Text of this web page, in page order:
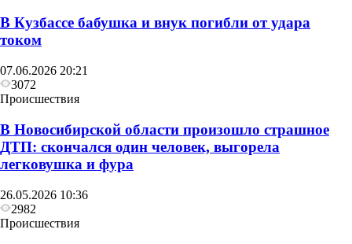
В Кузбассе бабушка и внук погибли от удара
током
07.06.2026 20:21
3072
Происшествия
В Новосибирской области произошло страшное
ДТП: скончался один человек, выгорела
легковушка и фура
26.05.2026 10:36
2982
Происшествия